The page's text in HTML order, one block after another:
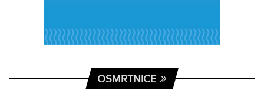
OSMRTNICE